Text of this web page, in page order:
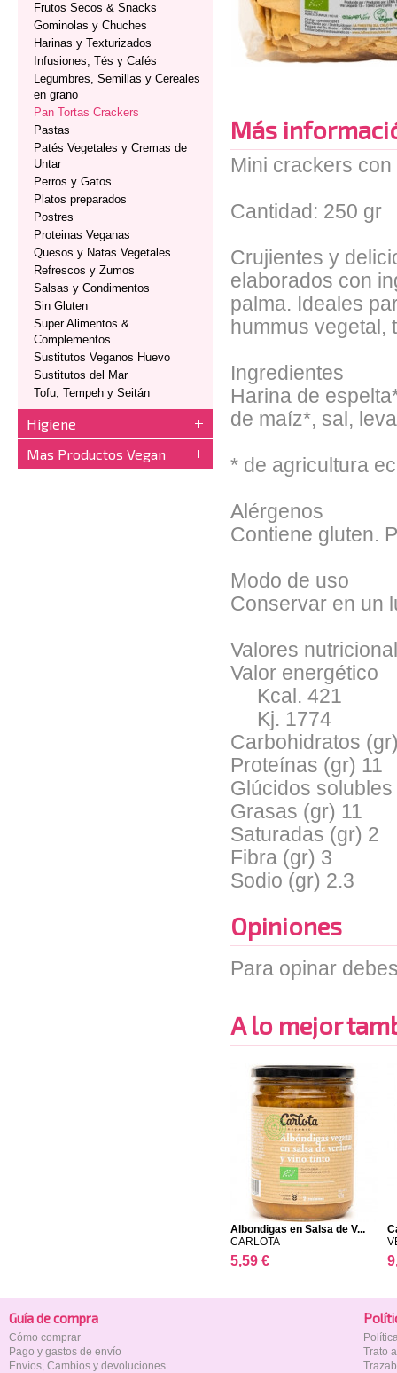
Frutos Secos & Snacks
Gominolas y Chuches
Harinas y Texturizados
Infusiones, Tés y Cafés
Legumbres, Semillas y Cereales
en grano
Pan Tortas Crackers
Pastas
Patés Vegetales y Cremas de
Untar
Perros y Gatos
Platos preparados
Postres
Proteinas Veganas
Quesos y Natas Vegetales
Refrescos y Zumos
Salsas y Condimentos
Sin Gluten
Super Alimentos &
Complementos
Sustitutos Veganos Huevo
Sustitutos del Mar
Tofu, Tempeh y Seitán
Higiene
Mas Productos Vegan
Más
Mini crackers
Cantidad: 250 gr
Crujientes y
elaborados con
palma. Ideales
hummus
Ingredientes
Harina de
de maíz*, sal,
* de agricultura
Alérgenos
Contiene gluten.
Modo de uso
Conservar en un
Valores
Valor energético
Kcal. 421
Kj. 1774
Carbohidratos
Proteínas (gr) 11
Glúcidos
Grasas (gr) 11
Saturadas (gr) 2
Fibra (gr) 3
Sodio (gr) 2.3
Opiniones
Para opinar
A lo mejor
Albondigas en Salsa de V...
CARLOTA
5,59 €
Guía de compra
Cómo comprar
Pago y gastos de envío
Envíos, Cambios y devoluciones
Trato